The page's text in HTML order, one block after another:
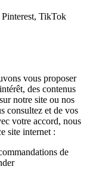
TikTok
vous proposer
des contenus
notre site ou nos
consultez et de vos
votre accord, nous
site internet :
de